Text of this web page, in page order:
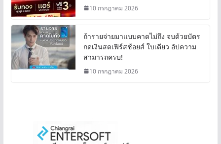
10 กรกฎาคม 2026
ถ้ารายจ่ายมาแบบคาดไม่ถึง จบด้วยบัตร
กดเงินสดเฟิร์สช้อยส์ ใบเดียว อัปความ
สามารถครบ!
10 กรกฎาคม 2026